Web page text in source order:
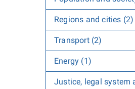
Regions and cities (2)
Transport (2)
Energy (1)
Justice, legal system